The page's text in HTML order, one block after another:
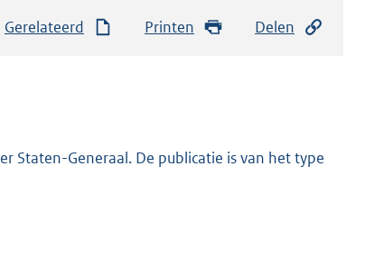
Gerelateerd Printen Delen
Staten-Generaal. De publicatie is van het type